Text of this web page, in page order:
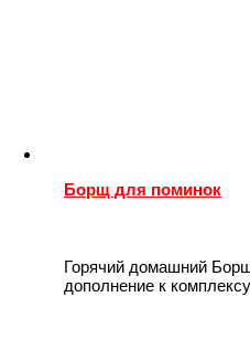
Борщ для поминок
Горячий домашний
дополнение к